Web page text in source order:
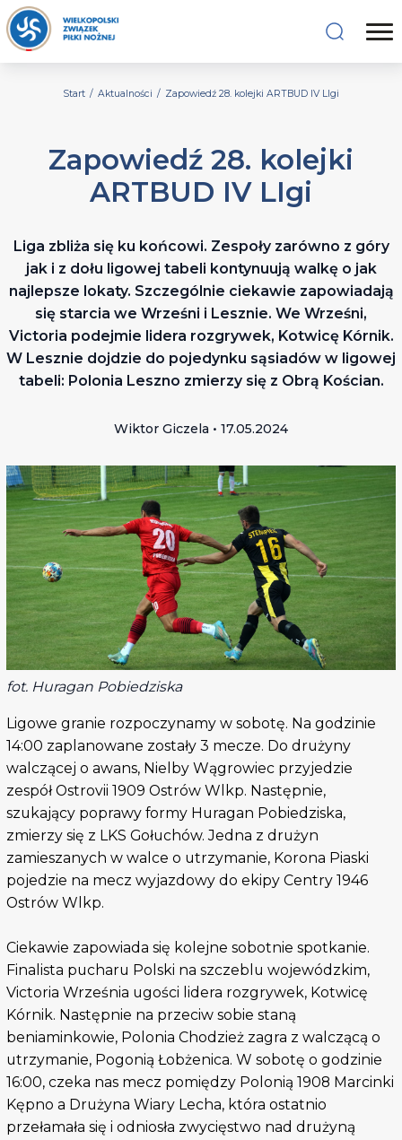
Start / Aktualności / Zapowiedź 28. kolejki ARTBUD IV LIgi
Zapowiedź 28. kolejki
ARTBUD IV LIgi
Liga zbliża się ku końcowi. Zespoły zarówno z góry
jak i z dołu ligowej tabeli kontynuują walkę o jak
najlepsze lokaty. Szczególnie ciekawie zapowiadają
się starcia we Wrześni i Lesznie. We Wrześni,
Victoria podejmie lidera rozgrywek, Kotwicę Kórnik.
W Lesznie dojdzie do pojedynku sąsiadów w ligowej
tabeli: Polonia Leszno zmierzy się z Obrą Kościan.
Wiktor Giczela • 17.05.2024
fot. Huragan Pobiedziska
Ligowe granie rozpoczynamy w sobotę. Na godzinie
14:00 zaplanowane zostały 3 mecze. Do drużyny
walczącej o awans, Nielby Wągrowiec przyjedzie
zespół Ostrovii 1909 Ostrów Wlkp. Następnie,
szukający poprawy formy Huragan Pobiedziska,
zmierzy się z LKS Gołuchów. Jedna z drużyn
zamieszanych w walce o utrzymanie, Korona Piaski
pojedzie na mecz wyjazdowy do ekipy Centry 1946
Ostrów Wlkp.
Ciekawie zapowiada się kolejne sobotnie spotkanie.
Finalista pucharu Polski na szczeblu wojewódzkim,
Victoria Września ugości lidera rozgrywek, Kotwicę
Kórnik. Następnie na przeciw sobie staną
beniaminkowie, Polonia Chodzież zagra z walczącą o
utrzymanie, Pogonią Łobżenica. W sobotę o godzinie
16:00, czeka nas mecz pomiędzy Polonią 1908 Marcinki
Kępno a Drużyna Wiary Lecha, która ostatnio
przełamała się i odniosła zwycięstwo nad drużyną